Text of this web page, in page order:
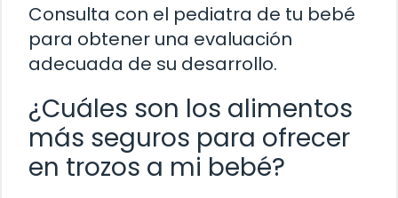
Consulta con el pediatra de tu bebé
para obtener una evaluación
adecuada de su desarrollo.
¿Cuáles son los alimentos
más seguros para ofrecer
en trozos a mi bebé?